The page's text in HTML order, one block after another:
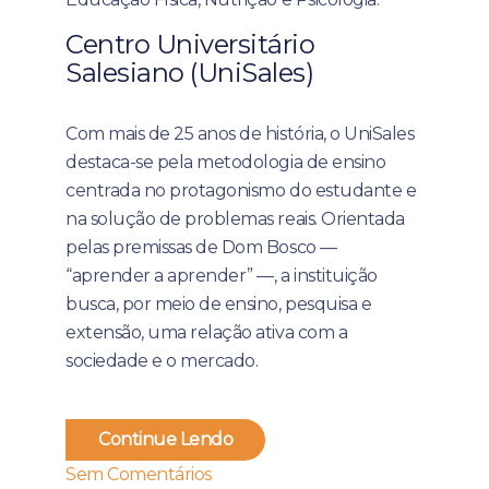
Centro Universitário
Salesiano (UniSales)
Com mais de 25 anos de história, o UniSales
destaca-se pela metodologia de ensino
centrada no protagonismo do estudante e
na solução de problemas reais. Orientada
pelas premissas de Dom Bosco —
“aprender a aprender” —, a instituição
busca, por meio de ensino, pesquisa e
extensão, uma relação ativa com a
sociedade e o mercado.
Continue Lendo
Sem Comentários